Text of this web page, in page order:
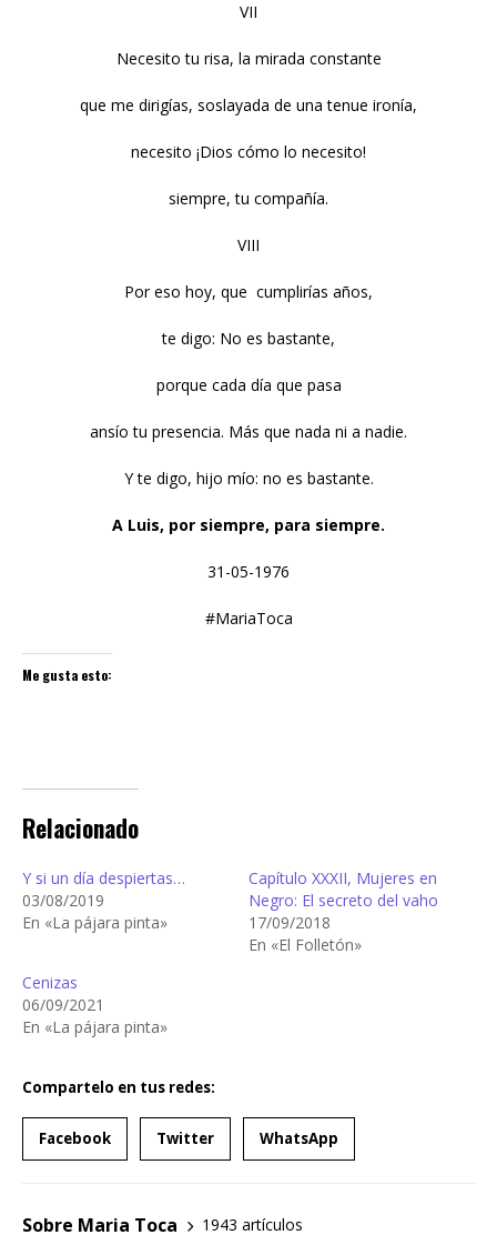
VII
Necesito tu risa, la mirada constante
que me dirigías, soslayada de una tenue ironía,
necesito ¡Dios cómo lo necesito!
siempre, tu compañía.
VIII
Por eso hoy, que cumplirías años,
te digo: No es bastante,
porque cada día que pasa
ansío tu presencia. Más que nada ni a nadie.
Y te digo, hijo mío: no es bastante.
A Luis, por siempre, para siempre.
31-05-1976
#MariaToca
Me gusta esto:
Relacionado
Y si un día despiertas…
03/08/2019
En «La pájara pinta»
Capítulo XXXII, Mujeres en
Negro: El secreto del vaho
17/09/2018
En «El Folletón»
Cenizas
06/09/2021
En «La pájara pinta»
Compartelo en tus redes:
Facebook Twitter WhatsApp
Sobre Maria Toca
1943 artículos